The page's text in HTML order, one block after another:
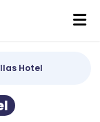
Hotel